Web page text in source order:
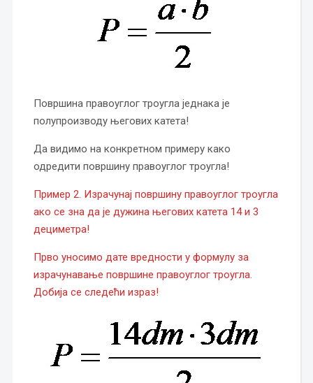
Површина правоуглог троугла једнака је
полупроизводу његових катета!
Да видимо на конкретном примеру како
одредити површину правоуглог троугла!
Пример 2. Израчунај површину правоуглог троугла
ако се зна да је дужина његових катета 14 и 3
дециметра!
Прво уносимо дате вредности у формулу за
израчунавање површине правоуглог троугла.
Добија се следећи израз!